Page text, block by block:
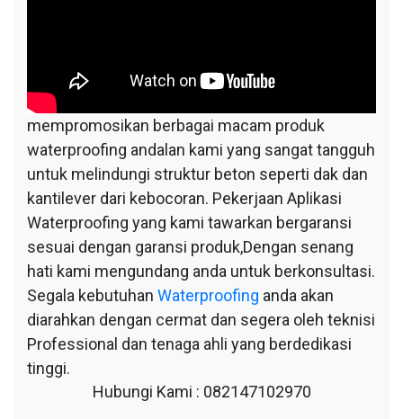
mempromosikan berbagai macam produk
waterproofing andalan kami yang sangat tangguh
untuk melindungi struktur beton seperti dak dan
kantilever dari kebocoran. Pekerjaan Aplikasi
Waterproofing yang kami tawarkan bergaransi
sesuai dengan garansi produk,Dengan senang
hati kami mengundang anda untuk berkonsultasi.
Segala kebutuhan Waterproofing anda akan
diarahkan dengan cermat dan segera oleh teknisi
Professional dan tenaga ahli yang berdedikasi
tinggi.
Hubungi Kami : 082147102970